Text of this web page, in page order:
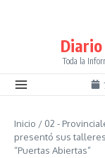
Diario
Toda la
Inicio / 02 -
presentó sus
“Puertas Abiertas”